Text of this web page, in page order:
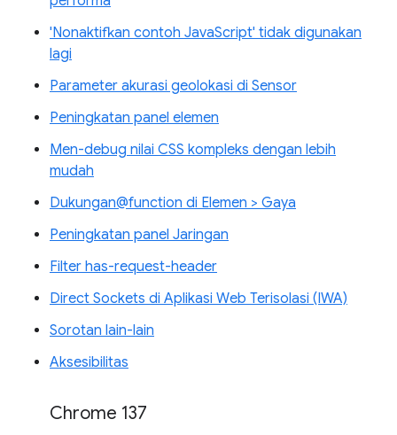
'Nonaktifkan contoh JavaScript' tidak digunakan
lagi
Parameter akurasi geolokasi di Sensor
Peningkatan panel elemen
Men-debug nilai CSS kompleks dengan lebih
mudah
Dukungan@function di Elemen > Gaya
Peningkatan panel Jaringan
Filter has-request-header
Direct Sockets di Aplikasi Web Terisolasi (IWA)
Sorotan lain-lain
Aksesibilitas
Chrome 137